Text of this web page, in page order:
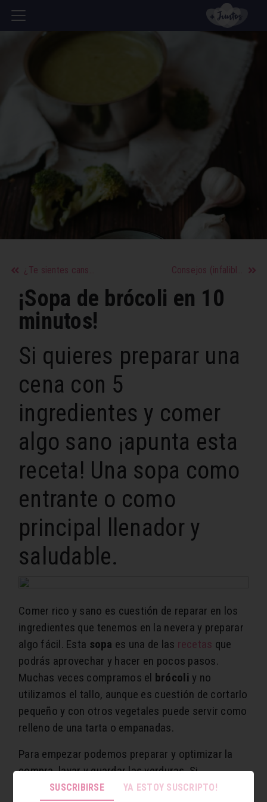
¿Te sientes cansada? alimentos para un toque de energía Consejos (infalibles) para ser buena en la cama
¡Sopa de brócoli en 10
minutos!
Si quieres preparar una
cena con 5
ingredientes y comer
algo sano ¡apunta esta
receta! Una sopa como
entrante o como
principal llenador y
saludable.
Comer rico y sano es cuestión de reparar en los
ingredientes que tenemos en la nevera y preparar
algo fácil. Esta sopa es una de las recetas que
podrás aprovechar y hacer en pocos pasos.
Muchas veces compramos el brócoliy no
utilizamos el tallo, aunque es cuestión de cortarlo
pequeño y con otros vegetales puede servir como
relleno de una tarta o empanadas.
Para empezar podemos preparar y optimizar la
compra, lavar y guardar las verduras. Si
utilizaremos las hojas verdes o brócolicocida,
SUSCRIBIRSE YA ESTOY SUSCRIPTO!